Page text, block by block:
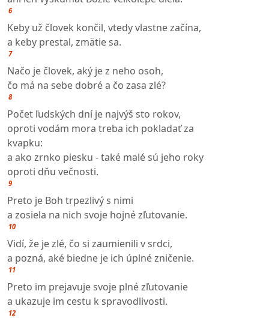
6
Keby už človek končil, vtedy vlastne začína,
a keby prestal, zmätie sa.
7
Načo je človek, aký je z neho osoh,
čo má na sebe dobré a čo zasa zlé?
8
Počet ľudských dní je najvýš sto rokov,
oproti vodám mora treba ich pokladať za
kvapku:
a ako zrnko piesku - také malé sú jeho roky
oproti dňu večnosti.
9
Preto je Boh trpezlivý s nimi
a zosiela na nich svoje hojné zľutovanie.
10
Vidí, že je zlé, čo si zaumienili v srdci,
a pozná, aké biedne je ich úplné zničenie.
11
Preto im prejavuje svoje plné zľutovanie
a ukazuje im cestu k spravodlivosti.
12